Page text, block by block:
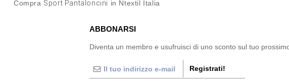
Compra Sport Pantaloncini in Ntextil Italia
ABBONARSI
Diventa un membro e usufruisci di uno sconto sul tuo
Registrati!